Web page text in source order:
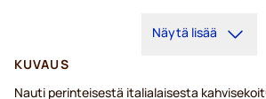
Näytä lisää
KUVAUS
Nauti perinteisestä italialaisesta